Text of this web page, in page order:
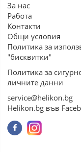
За нас
Работа
Контакти
Общи условия
Политика за
"бисквитки"
Политика за
личните данни
service@helikon.bg
Helikon.bg във